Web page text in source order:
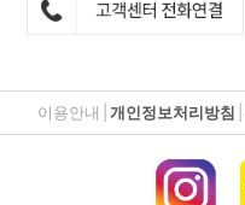
이용안내 개인정보처리방침